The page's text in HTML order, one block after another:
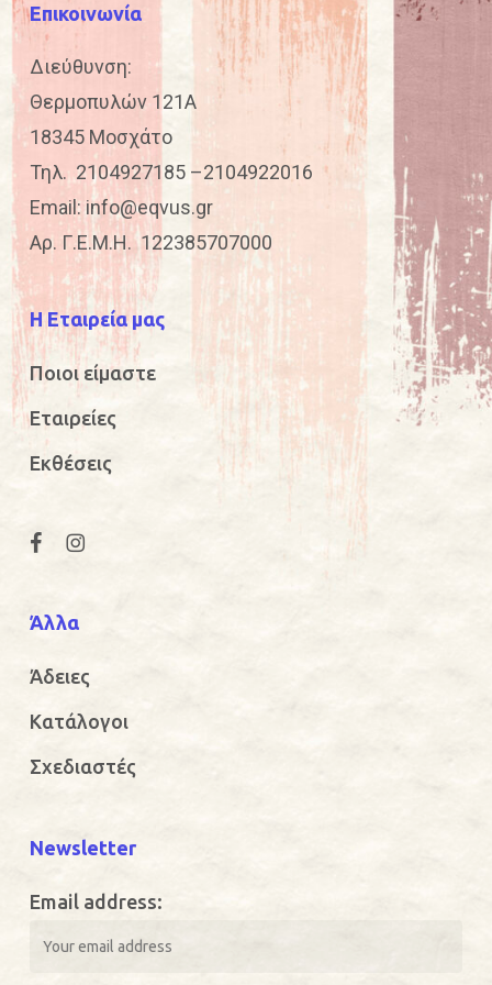
Επικοινωνία
Διεύθυνση:
Θερμοπυλών 121Α
18345 Μοσχάτο
Τηλ. 2104927185–2104922016
Email: info@eqvus.gr
Αρ. Γ.Ε.Μ.Η. 122385707000
Η Εταιρεία μας
Ποιοι είμαστε
Εταιρείες
Εκθέσεις
Άλλα
Άδειες
Κατάλογοι
Σχεδιαστές
Newsletter
Email address: